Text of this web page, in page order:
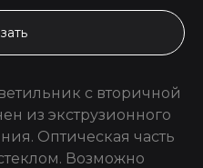
с вторичной
из экструзионного
Оптическая часть
Возможно